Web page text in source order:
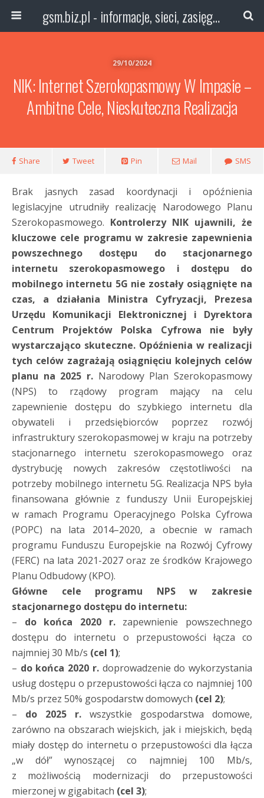
gsm.biz.pl - informacje, sieci, zasięg technologie
29/10/2024
NIK: Internet Szerokopasmowy W Impasie –
Ambitne Cele, Nieskuteczna Realizacja
Share Tweet Pin Mail SMS
Brak jasnych zasad koordynacji i opóźnienia
legislacyjne utrudniły realizację Narodowego Planu
Szerokopasmowego. Kontrolerzy NIK ujawnili, że
kluczowe cele programu w zakresie zapewnienia
powszechnego dostępu do stacjonarnego
internetu szerokopasmowego i dostępu do
mobilnego internetu 5G nie zostały osiągnięte na
czas, a działania Ministra Cyfryzacji, Prezesa
Urzędu Komunikacji Elektronicznej i Dyrektora
Centrum Projektów Polska Cyfrowa nie były
wystarczająco skuteczne. Opóźnienia w realizacji
tych celów zagrażają osiągnięciu kolejnych celów
planu na 2025 r. Narodowy Plan Szerokopasmowy
(NPS) to rządowy program mający na celu
zapewnienie dostępu do szybkiego internetu dla
obywateli i przedsiębiorców poprzez rozwój
infrastruktury szerokopasmowej w kraju na potrzeby
stacjonarnego internetu szerokopasmowego oraz
dystrybucję nowych zakresów częstotliwości na
potrzeby mobilnego internetu 5G. Realizacja NPS była
finansowana głównie z funduszy Unii Europejskiej
w ramach Programu Operacyjnego Polska Cyfrowa
(POPC) na lata 2014–2020, a obecnie w ramach
programu Funduszu Europejskie na Rozwój Cyfrowy
(FERC) na lata 2021-2027 oraz ze środków Krajowego
Planu Odbudowy (KPO).
Główne cele programu NPS w zakresie
stacjonarnego dostępu do internetu:
– do końca 2020 r.zapewnienie powszechnego
dostępu do internetu o przepustowości łącza co
najmniej 30 Mb/s (cel 1);
– do końca 2020 r.doprowadzenie do wykorzystania
usług dostępu o przepustowości łącza co najmniej 100
Mb/s przez 50% gospodarstw domowych (cel 2);
– do 2025 r. wszystkie gospodarstwa domowe,
zarówno na obszarach wiejskich, jak i miejskich, będą
miały dostęp do internetu o przepustowości dla łącza
„w dół” wynoszącej co najmniej 100 Mb/s,
z możliwością modernizacji do przepustowości
mierzonej w gigabitach (cel 3);